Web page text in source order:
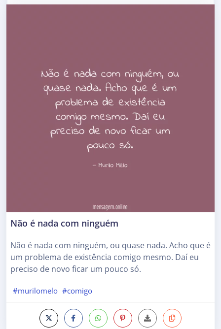
Não é nada com ninguém
Não é nada com ninguém, ou quase nada. Acho que é
um problema de existência comigo mesmo. Daí eu
preciso de novo ficar um pouco só.
#murilomelo #comigo